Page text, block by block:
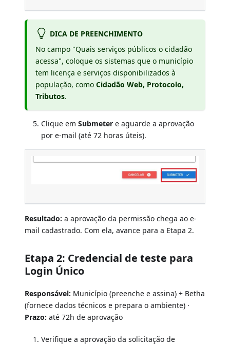
DICA DE PREENCHIMENTO
No campo "Quais serviços públicos o cidadão
acessa", coloque os sistemas que o município
tem licença e serviços disponibilizados à
população, como Cidadão Web, Protocolo,
Tributos.
Clique em Submeter e aguarde a aprovação
por e-mail (até 72 horas úteis).
Resultado: a aprovação da permissão chega ao e-
mail cadastrado. Com ela, avance para a Etapa 2.
Etapa 2: Credencial de teste para
Login Único
Responsável: Município (preenche e assina) + Betha
(fornece dados técnicos e prepara o ambiente) ·
Prazo: até 72h de aprovação
Verifique a aprovação da solicitação de